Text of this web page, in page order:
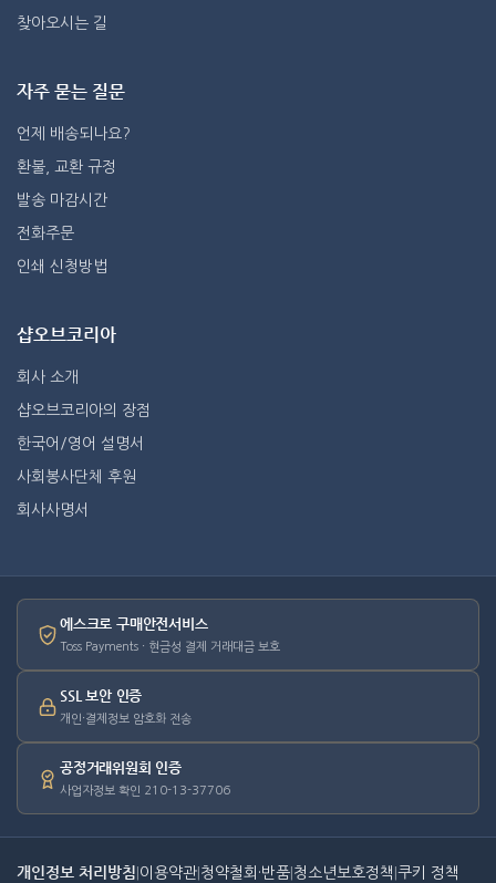
찾아오시는 길
자주 묻는 질문
언제 배송되나요?
환불, 교환 규정
발송 마감시간
전화주문
인쇄 신청방법
샵오브코리아
회사 소개
샵오브코리아의 장점
한국어/영어 설명서
사회봉사단체 후원
회사사명서
에스크로 구매안전서비스
Toss Payments · 현금성 결제 거래대금 보호
SSL 보안 인증
개인·결제정보 암호화 전송
공정거래위원회 인증
사업자정보 확인 210-13-37706
개인정보 처리방침 이용약관 청약철회·반품 청소년보호정책 쿠키 정책